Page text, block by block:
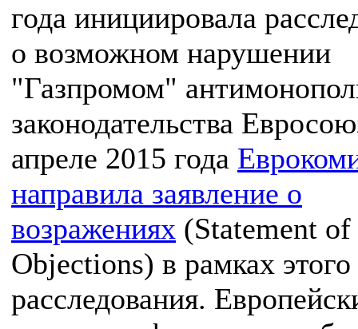
года инициировала
о возможном нарушении
"Газпромом"
законодательства
апреле 2015 года
направила заявление о
возражениях (Statement of
Objections) в рамках этого
расследования.